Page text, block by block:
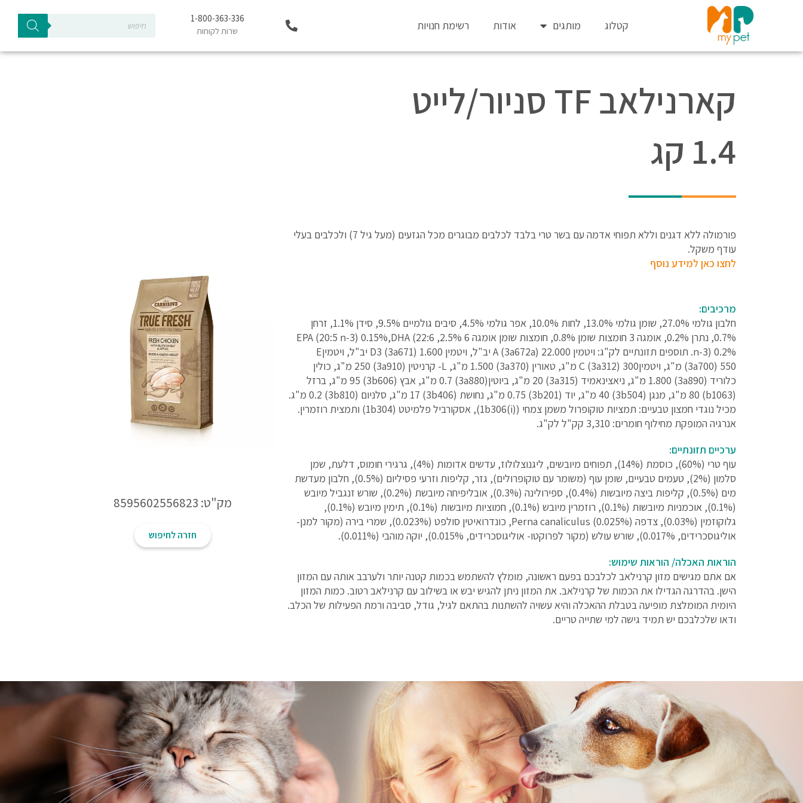
קטלוג מותגים אודות רשימת חנויות P
h
n
1-800-363-336
שרות לקוחות search
קארנילאב TF סניור/לייט
1.4 קג
פורמולה ללא דגנים וללא תפוחי אדמה עם בשר טרי בלבד לכלבים מבוגרים מכל הגזעים (מעל גיל 7) ולכלבים בעלי
עודף משקל.
לחצו כאן למידע נוסף
מרכיבים:
חלבון גולמי 27.0%, שומן גולמי 13.0%, לחות 10.0%, אפר גולמי 4.5%, סיבים גולמיים 9.5%, סידן 1.1%, זרחן
0.7%, נתרן 0.2%, אומגה 3 חומצות שומן 0.8%, חומצות שומן אומגה 6 2.5%, EPA (20:5 n-3) 0.15%,DHA (22:6
n-3) 0.2%. תוספים תזונתיים לק"ג: ויטמין A (3a672a) 22.000 יב"ל, ויטמין D3 (3a671) 1.600 יב"ל, ויטמיןE
(3a700) 550 מ"ג, ויטמיןC (3a312) 300 מ"ג, טאורין (3a370) 1.500 מ"ג, L- קרניטין (3a910) 250 מ"ג, כולין
כלוריד (3a890) 1.800 מ"ג, ניאצינאמיד (3a315) 20 מ"ג, ביוטין(3a880) 0.7 מ"ג, אבץ (3b606) 95 מ"ג, ברזל
(b1063) 80 מ"ג, מנגן (3b504) 40 מ"ג, יוד (3b201) 0.75 מ"ג, נחושת (3b406) 17 מ"ג, סלניום (3b810) 0.2 מ"ג.
מכיל נוגדי חמצון טבעיים: תמציות טוקופרול משמן צמחי (1b306(i)), אסקורביל פלמיטט (1b304) ותמצית רוזמרין.
אנרגיה המופקת מחילוף חומרים: 3,310 קק"ל לק"ג.
ערכיים תזונתיים:
עוף טרי (60%), כוסמת (14%), תפוחים מיובשים, ליגנוצלולוז, עדשים אדומות (4%), גרגירי חומוס, דלעת, שמן
סלמון (2%), טעמים טבעיים, שומן עוף (משומר עם טוקופרולים), גזר, קליפות וזרעי פסיליום (0.5%), חלבון מעדשת
מים (0.5%), קליפות ביצה מיובשות (0.4%), ספירולינה (0.3%), אובליפיחה מיובשת (0.2%), שורש זנגביל מיובש
(0.1%), אוכמניות מיובשות (0.1%), רוזמרין מיובש (0.1%), חמוציות מיובשות (0.1%), תימין מיובש (0.1%),
גלוקוזמין (0.03%), צדפה Perna canaliculus (0.025%), כונדרואיטין סולפט (0.023%), שמרי בירה (מקור למנן-
אוליגוסכרידים, 0.017%), שורש עולש (מקור לפרוקטו- אוליגוסכרידים, 0.015%), יוקה מוהבי (0.011%).
הוראות האכלה/ הוראות שימוש:
אם אתם מגישים מזון קרנילאב לכלבכם בפעם ראשונה, מומלץ להשתמש בכמות קטנה יותר ולערבב אותה עם המזון
הישן. בהדרגה הגדילו את הכמות של קרנילאב. את המזון ניתן להגיש יבש או בשילוב עם קרנילאב רטוב. כמות המזון
היומית המומלצת מופיעה בטבלת ההאכלה והיא עשויה להשתנות בהתאם לגיל, גודל, סביבה ורמת הפעילות של הכלב.
ודאו שלכלבכם יש תמיד גישה למי שתייה טריים.
מק"ט: 8595602556823
חזרה לחיפוש